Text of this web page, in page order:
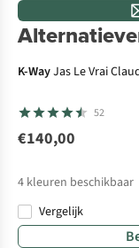
K-WayJas Le Vrai
52
€140,00
4 kleuren beschikbaar
Vergelijk